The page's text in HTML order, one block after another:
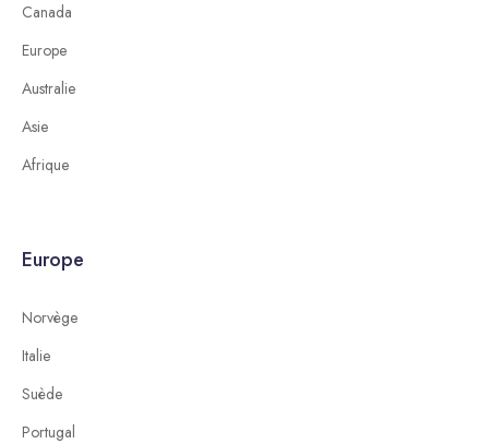
Canada
Europe
Australie
Asie
Afrique
Europe
Norvège
Italie
Suède
Portugal